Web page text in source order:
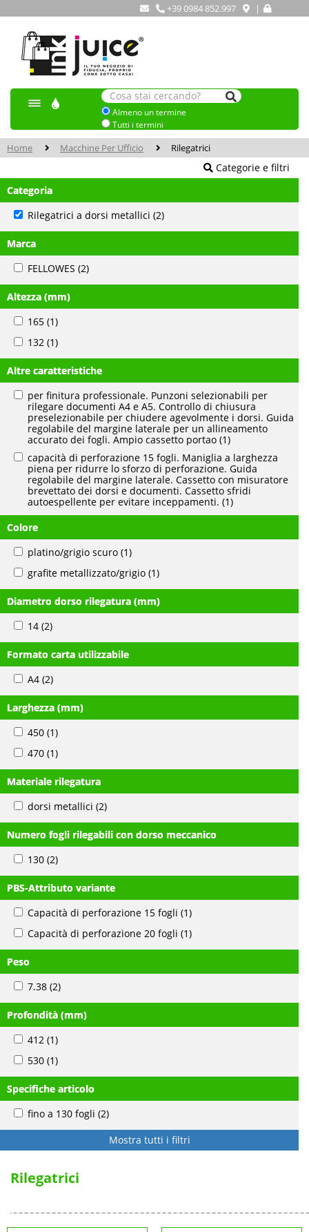
+39 0984 852.997 |
Almeno un termine
Tutti i termini
Home Macchine Per Ufficio Rilegatrici
Categorie e filtri
Categoria
Rilegatrici a dorsi metallici (2)
Marca
FELLOWES (2)
Altezza (mm)
165 (1)
132 (1)
Altre caratteristiche
per finitura professionale. Punzoni selezionabili per
rilegare documenti A4 e A5. Controllo di chiusura
preselezionabile per chiudere agevolmente i dorsi. Guida
regolabile del margine laterale per un allineamento
accurato dei fogli. Ampio cassetto portao (1)
capacità di perforazione 15 fogli. Maniglia a larghezza
piena per ridurre lo sforzo di perforazione. Guida
regolabile del margine laterale. Cassetto con misuratore
brevettato dei dorsi e documenti. Cassetto sfridi
autoespellente per evitare inceppamenti. (1)
Colore
platino/grigio scuro (1)
grafite metallizzato/grigio (1)
Diametro dorso rilegatura (mm)
14 (2)
Formato carta utilizzabile
A4 (2)
Larghezza (mm)
450 (1)
470 (1)
Materiale rilegatura
dorsi metallici (2)
Numero fogli rilegabili con dorso meccanico
130 (2)
PBS-Attributo variante
Capacità di perforazione 15 fogli (1)
Capacità di perforazione 20 fogli (1)
Peso
7.38 (2)
Profondità (mm)
412 (1)
530 (1)
Specifiche articolo
fino a 130 fogli (2)
Mostra tutti i filtri
Rilegatrici